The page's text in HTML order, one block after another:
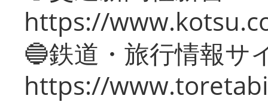
https://
🔵鉄道・旅行情報サ
https://